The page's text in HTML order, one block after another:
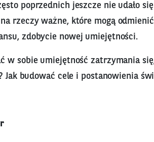
poprzednich jeszcze nie udało
rzeczy ważne, które mogą
zdobycie nowej umiejętności.
w sobie umiejętność zatrzymania
Jak budować cele i postanowienia